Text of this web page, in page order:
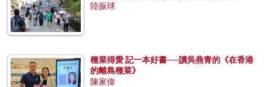
陸振球
種菜得愛 記一本好書──讀吳燕青的《在香港
的離島種菜》
陳家偉